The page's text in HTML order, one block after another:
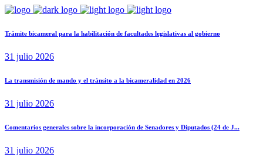
Trámite bicameral para la habilitación de facultades legislativas al gobierno
31 julio 2026
La transmisión de mando y el tránsito a la bicameralidad en 2026
31 julio 2026
Comentarios generales sobre la incorporación de Senadores y Diputados (24 de J...
31 julio 2026